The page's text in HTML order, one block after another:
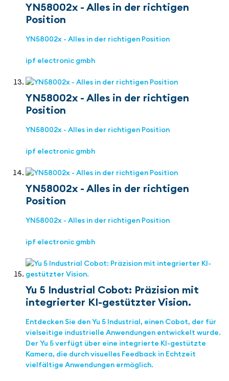
YN58002x - Alles in der richtigen
Position
YN58002x - Alles in der richtigen Position
ipf electronic gmbh
YN58002x - Alles in der richtigen
Position
YN58002x - Alles in der richtigen Position
ipf electronic gmbh
YN58002x - Alles in der richtigen
Position
YN58002x - Alles in der richtigen Position
ipf electronic gmbh
Yu 5 Industrial Cobot: Präzision mit
integrierter KI-gestützter Vision.
Entdecken Sie den Yu 5 Industrial, einen Cobot, der für
vielseitige industrielle Anwendungen entwickelt wurde.
Der Yu 5 verfügt über eine integrierte KI-gestützte
Kamera, die durch visuelles Feedback in Echtzeit
vielfältige Anwendungen ermöglich.